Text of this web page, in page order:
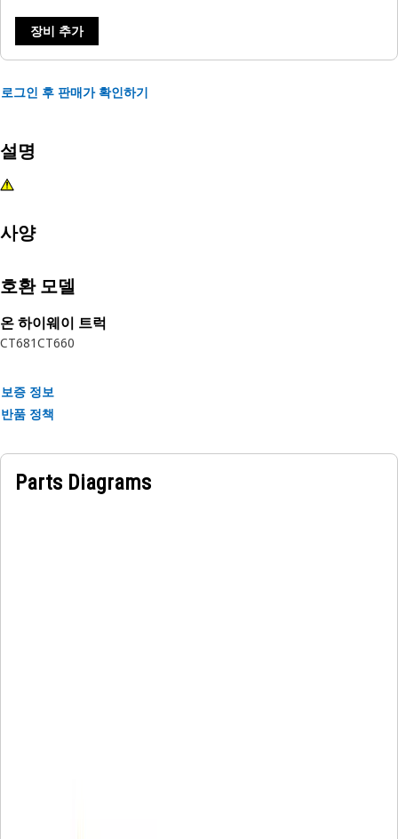
장비 추가
로그인 후 판매가 확인하기
설명
사양
호환 모델
온 하이웨이 트럭
CT681CT660
보증 정보
반품 정책
Parts Diagrams